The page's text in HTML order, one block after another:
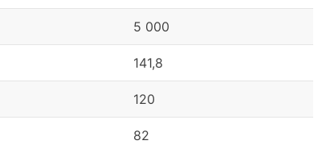
5 000
141,8
120
82